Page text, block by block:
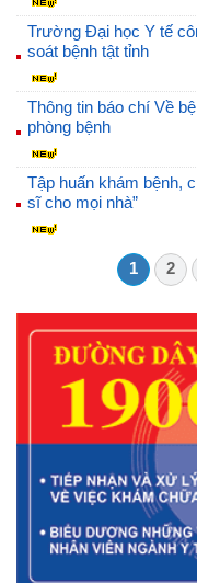
Trường Đại học Y tế
soát bệnh tật tỉnh
Thông tin báo chí Về
phòng bệnh
Tập huấn khám bệnh,
sĩ cho mọi nhà”
1 2